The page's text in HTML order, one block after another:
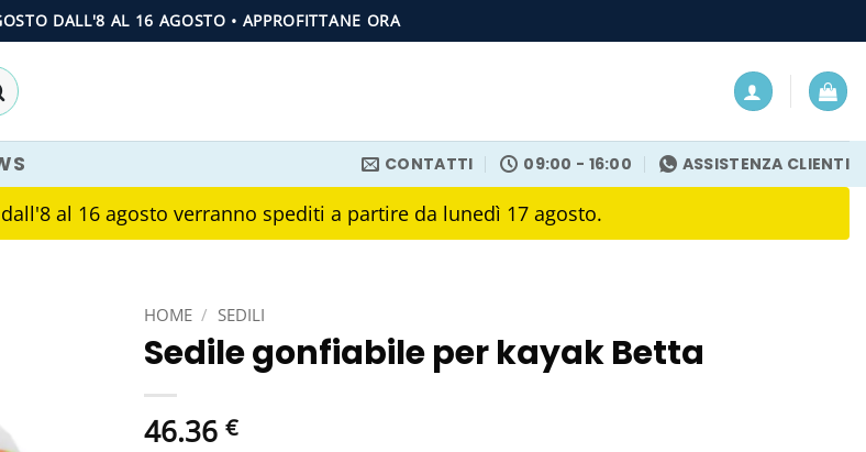
DALL'8 AL 16 AGOSTO • APPROFITTANE ORA
CONTATTI 09:00 - 16:00 ASSISTENZA CLIENTI
al 16 agosto verranno spediti a partire da lunedì 17 agosto.
HOME / SEDILI
Sedile gonfiabile per kayak Betta
46.36 €